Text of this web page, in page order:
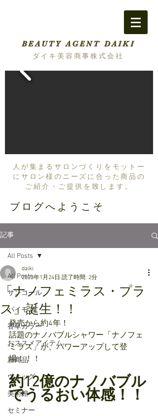
BEAUTY AGENT DAIKI
ダイキ美容商事株式会社
人が集まるサロンづくりをモットー
にサロン様のニーズに合った商品の
ご紹介・ご提供を致します。
ブログへようこそ
記事
All Posts
サンコール
パイモア
香草カラー
おススメアイテム
新商品
ウィッグ
美術館
セミナー
All Posts
「ナノフェミラス・プラ
ス」誕生！！
daiki
2023年1月24日 読了時間: 2分
発売から約4年！
話題のナノバブルシャワー「ナノフェ
ミラス」が、パワーアップして登
場！！！
約12億のナノバブル
でうるおい体感！！